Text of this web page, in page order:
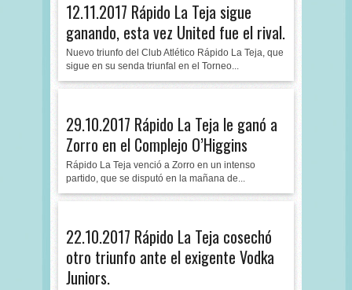
12.11.2017 Rápido La Teja sigue
ganando, esta vez United fue el rival.
Nuevo triunfo del Club Atlético Rápido La Teja, que
sigue en su senda triunfal en el Torneo...
29.10.2017 Rápido La Teja le ganó a
Zorro en el Complejo O’Higgins
Rápido La Teja venció a Zorro en un intenso
partido, que se disputó en la mañana de...
22.10.2017 Rápido La Teja cosechó
otro triunfo ante el exigente Vodka
Juniors.